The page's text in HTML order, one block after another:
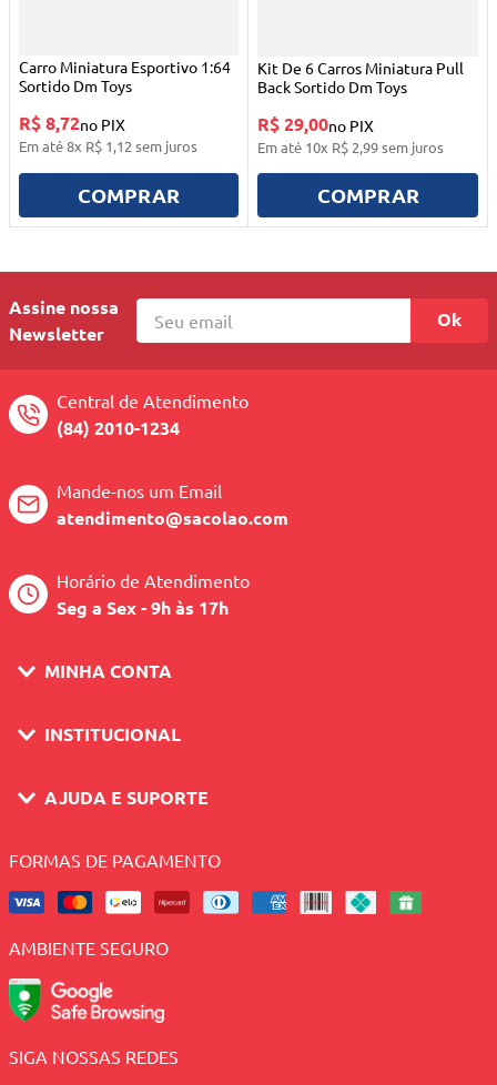
Carro Miniatura Esportivo 1:64
Sortido Dm Toys
R$ 8,72no PIX
Em até8x R$ 1,12 sem juros
COMPRAR
Kit De 6 Carros Miniatura Pull
Back Sortido Dm Toys
R$ 29,00no PIX
Em até 10x R$ 2,99sem juros
COMPRAR
Assine nossa
Newsletter
Ok
Central de Atendimento
(84) 2010-1234
Mande-nos um Email
atendimento@sacolao.com
Horário de Atendimento
Seg a Sex - 9h às 17h
MINHA CONTA
INSTITUCIONAL
AJUDA E SUPORTE
FORMAS DE PAGAMENTO
AMBIENTE SEGURO
SIGA NOSSAS REDES